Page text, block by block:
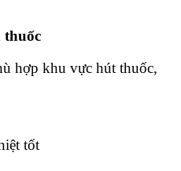
thuốc
hợp khu vực hút thuốc,
tốt